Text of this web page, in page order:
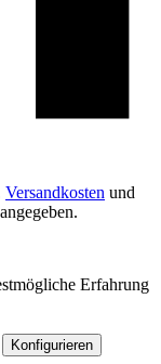
Versandkosten und
Erfahrung
Konfigurieren